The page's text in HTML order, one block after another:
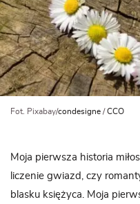
Fot. Pixabay/condesigne /CCO
Moja pierwsza historia
liczenie gwiazd, czy
blasku księżyca. Moja